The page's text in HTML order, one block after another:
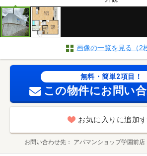
画像の一覧を見る（2
無料・簡単2項目！
この物件にお問い
お気に入りに追加
お問い合わせ先 アパマンショップ学園前